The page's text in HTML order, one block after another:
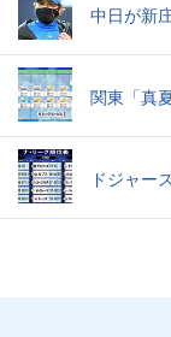
中日が新
関東「真
ドジャー